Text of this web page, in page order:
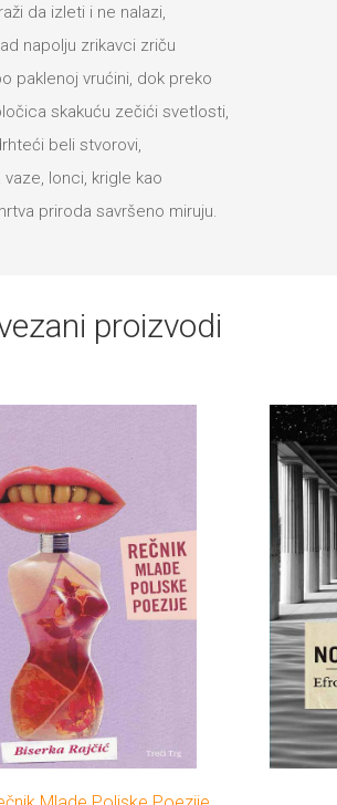
da izleti i ne nalazi,
napolju zrikavci zriču
paklenoj vrućini, dok preko
skakuću zečići svetlosti,
beli stvorovi,
vaze, lonci, krigle kao
priroda savršeno miruju.
proizvodi